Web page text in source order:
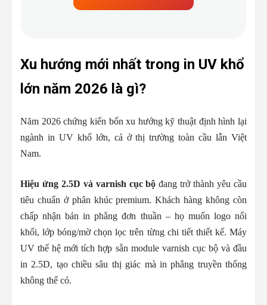
Xu hướng mới nhất trong in UV khổ
lớn năm 2026 là gì?
Năm 2026 chứng kiến bốn xu hướng kỹ thuật định hình lại
ngành in UV khổ lớn, cả ở thị trường toàn cầu lẫn Việt
Nam.
Hiệu ứng 2.5D và varnish cục bộ đang trở thành yêu cầu
tiêu chuẩn ở phân khúc premium. Khách hàng không còn
chấp nhận bản in phẳng đơn thuần – họ muốn logo nổi
khối, lớp bóng/mờ chọn lọc trên từng chi tiết thiết kế. Máy
UV thế hệ mới tích hợp sẵn module varnish cục bộ và đầu
in 2.5D, tạo chiều sâu thị giác mà in phẳng truyền thống
không thể có.